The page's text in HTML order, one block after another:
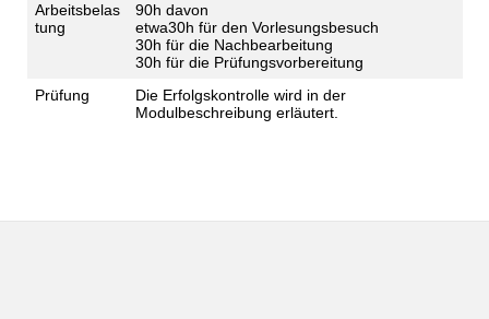
Arbeitsbelas
tung
90h davon
etwa30h für den Vorlesungsbesuch
30h für die Nachbearbeitung
30h für die Prüfungsvorbereitung
Prüfung
Die Erfolgskontrolle wird in der
Modulbeschreibung erläutert.